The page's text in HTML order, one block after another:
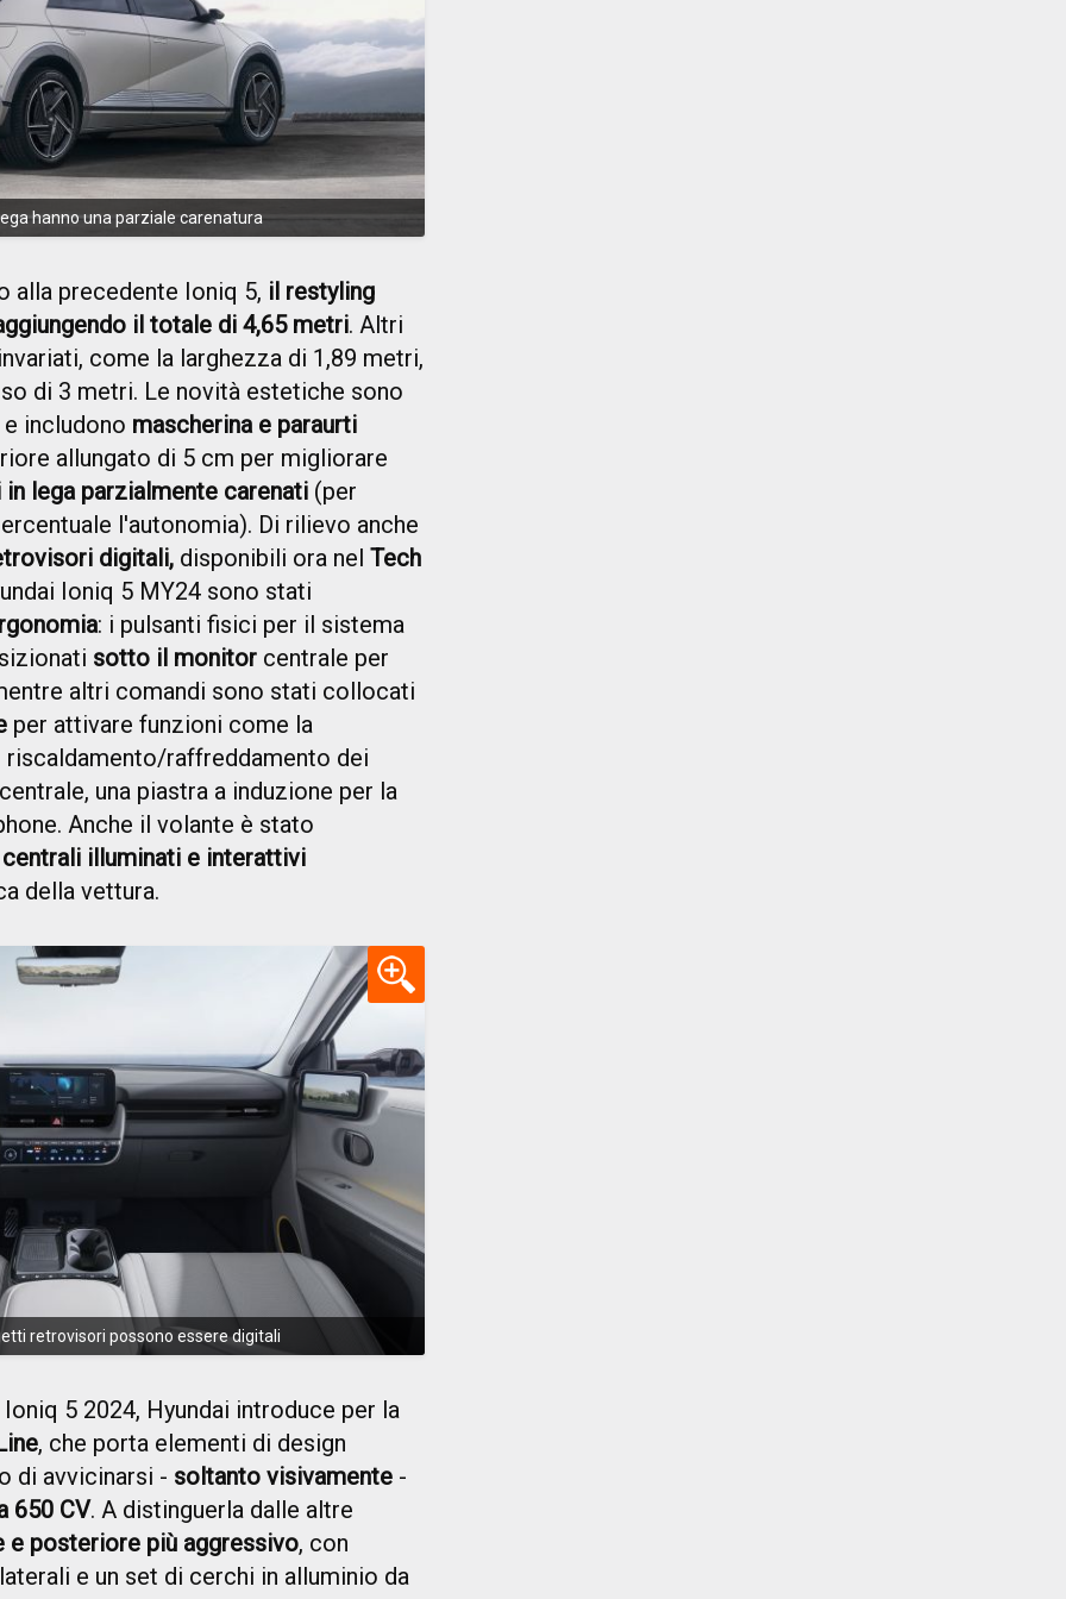
hanno una parziale carenatura
alla precedente Ioniq 5, il restyling
il totale di 4,65 metri. Altri
come la larghezza di 1,89 metri,
di 3 metri. Le novità estetiche sono
includono mascherina e paraurti
allungato di 5 cm per migliorare
lega parzialmente carenati (per
l'autonomia). Di rilievo anche
digitali, disponibili ora nel Tech
Ioniq 5 MY24 sono stati
: i pulsanti fisici per il sistema
sotto il monitor centrale per
altri comandi sono stati collocati
per attivare funzioni come la
raffreddamento dei
una piastra a induzione per la
Anche il volante è stato
illuminati e interattivi
della vettura.
retrovisori possono essere digitali
5 2024, Hyundai introduce per la
, che porta elementi di design
di avvicinarsi - soltanto visivamente -
650 CV. A distinguerla dalle altre
e posteriore più aggressivo, con
e un set di cerchi in alluminio da